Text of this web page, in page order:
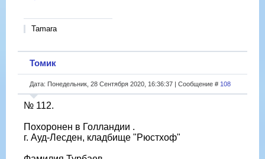
Tamara
Томик
Дата: Понедельник, 28 Сентября 2020, 16:36:37 | Сообщение # 108
№ 112.
Похоронен в Голландии .
г. Ауд-Лесден, кладбище "Рюстхоф"